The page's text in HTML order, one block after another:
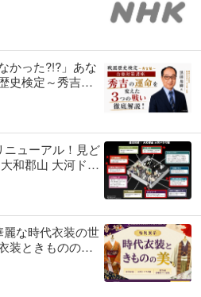
かった?!?」あな
史検定～秀吉編
決定！
ニューアル！見ど
和郡山 大河ドラ
な時代衣装の世
装ときものの